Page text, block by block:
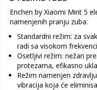
Enchen by Xiaomi Mint 5
namenjenih pranju zuba:
Standardni režim: za
radi sa visokom
Osetljivi režim: nežan
protezama, efikasno
Režim namenjen
vibracija koja će